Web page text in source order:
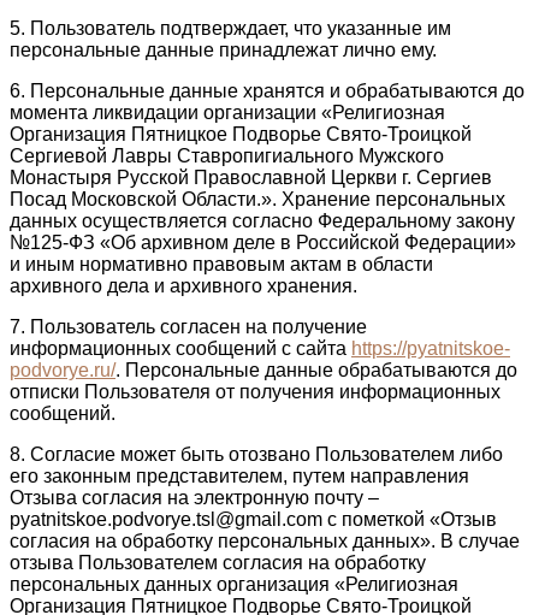
5. Пользователь подтверждает, что указанные им
персональные данные принадлежат лично ему.
6. Персональные данные хранятся и обрабатываются до
момента ликвидации организации «Религиозная
Организация Пятницкое Подворье Свято-Троицкой
Сергиевой Лавры Ставропигиального Мужского
Монастыря Русской Православной Церкви г. Сергиев
Посад Московской Области.». Хранение персональных
данных осуществляется согласно Федеральному закону
№125-ФЗ «Об архивном деле в Российской Федерации»
и иным нормативно правовым актам в области
архивного дела и архивного хранения.
7. Пользователь согласен на получение
информационных сообщений с сайта https://pyatnitskoe-
podvorye.ru/. Персональные данные обрабатываются до
отписки Пользователя от получения информационных
сообщений.
8. Согласие может быть отозвано Пользователем либо
его законным представителем, путем направления
Отзыва согласия на электронную почту –
pyatnitskoe.podvorye.tsl@gmail.com с пометкой «Отзыв
согласия на обработку персональных данных». В случае
отзыва Пользователем согласия на обработку
персональных данных организация «Религиозная
Организация Пятницкое Подворье Свято-Троицкой